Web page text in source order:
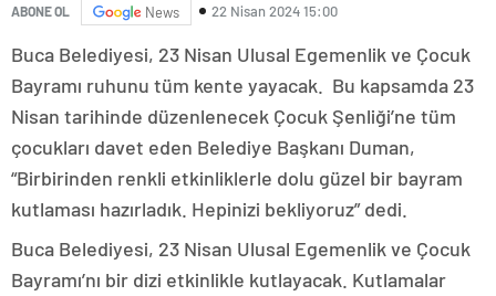
ABONE OL News 22 Nisan 2024 15:00
Buca Belediyesi, 23 Nisan Ulusal Egemenlik ve Çocuk
Bayramı ruhunu tüm kente yayacak. Bu kapsamda 23
Nisan tarihinde düzenlenecek Çocuk Şenliği’ne tüm
çocukları davet eden Belediye Başkanı Duman,
“Birbirinden renkli etkinliklerle dolu güzel bir bayram
kutlaması hazırladık. Hepinizi bekliyoruz” dedi.
Buca Belediyesi, 23 Nisan Ulusal Egemenlik ve Çocuk
Bayramı’nı bir dizi etkinlikle kutlayacak. Kutlamalar